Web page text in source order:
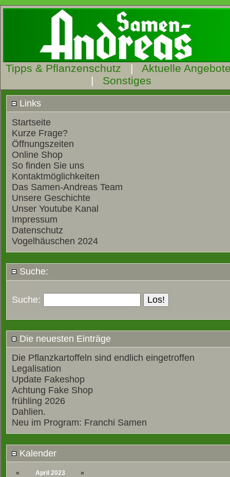
Tipps & Pflanzenschutz | Aktuelle
| Sonstiges
Links
Startseite
Kurze Frage?
Öffnungszeiten
Online Shop
So finden Sie uns
Kontaktmöglichkeiten
Das Samen-Andreas Team
Unsere Geschichte
Unser Youtube Kanal
Impressum
Datenschutz
Vogelhäuschen 2024
Suche:
Suche:
Die neuesten Einträge
Die Pflanzkartoffeln sind endlich eingetroffen
Legalisation
Update Fakeshop
Achtung Fake Shop
frühling 2026
Dahlien.
Neu im Program: Franchi Samen
Kalender
« April 2023
»